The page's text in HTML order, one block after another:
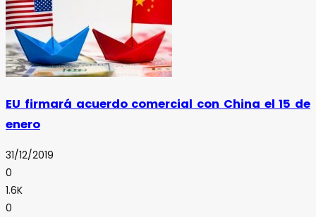
EU firmará acuerdo comercial con China el 15 de
enero
31/12/2019
0
1.6K
0